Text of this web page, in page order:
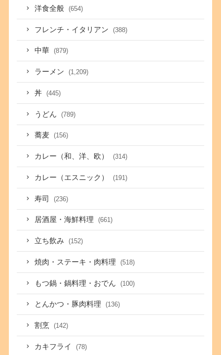
洋食全般 (654)
フレンチ・イタリアン (388)
中華 (879)
ラーメン (1,209)
丼 (445)
うどん (789)
蕎麦 (156)
カレー（和、洋、欧） (314)
カレー（エスニック） (191)
寿司 (236)
居酒屋・海鮮料理 (661)
立ち飲み (152)
焼肉・ステーキ・肉料理 (518)
もつ鍋・鍋料理・おでん (100)
とんかつ・豚肉料理 (136)
割烹 (142)
カキフライ (78)